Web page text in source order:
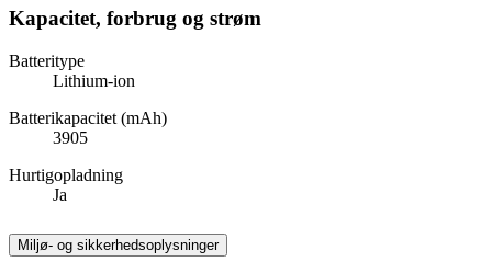
Kapacitet, forbrug og strøm
Batteritype
Lithium-ion
Batterikapacitet (mAh)
3905
Hurtigopladning
Ja
Miljø- og sikkerhedsoplysninger